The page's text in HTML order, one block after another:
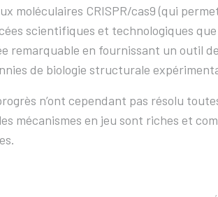
moléculaires CRISPR/cas9 (qui
scientifiques et technologiques
remarquable en fournissant un outil
de biologie structurale
n’ont cependant pas résolu
mécanismes en jeu sont riches et